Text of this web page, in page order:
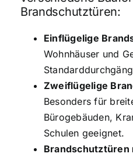
Brandschutztüren:
Einflügelige
Wohnhäuser und
Zweiflügelige
Besonders für
Bürogebäuden,
Schulen geeignet.
Brandschutztüren